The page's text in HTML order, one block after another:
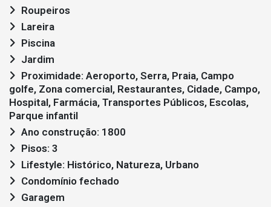
Roupeiros
Lareira
Piscina
Jardim
golfe, Zona comercial, Restaurantes, Cidade, Campo,
Hospital, Farmácia, Transportes Públicos, Escolas,
Parque infantil
Ano construção: 1800
Pisos: 3
Lifestyle: Histórico, Natureza, Urbano
Condomínio fechado
Garagem